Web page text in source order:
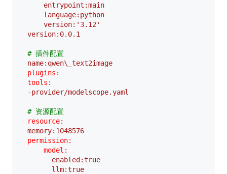
entrypoint:main
language:python
version:'3.12'
version:0.0.1
# 插件配置
name:qwen\_text2image
plugins:
tools:
-provider/modelscope.yaml
# 资源配置
resource:
memory:1048576
permission:
model:
enabled:true
llm:true